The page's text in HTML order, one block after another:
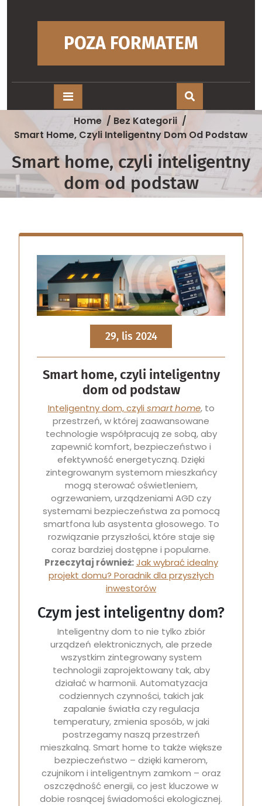
POZA FORMATEM
Home/ Bez Kategorii/
Smart Home, Czyli Inteligentny Dom Od Podstaw
Smart home, czyli inteligentny
dom od podstaw
29, lis 2024
Smart home, czyli inteligentny
dom od podstaw
Inteligentny dom, czyli smart home, to
przestrzeń, w której zaawansowane
technologie współpracują ze sobą, aby
zapewnić komfort, bezpieczeństwo i
efektywność energetyczną. Dzięki
zintegrowanym systemom mieszkańcy
mogą sterować oświetleniem,
ogrzewaniem, urządzeniami AGD czy
systemami bezpieczeństwa za pomocą
smartfona lub asystenta głosowego. To
rozwiązanie przyszłości, które staje się
coraz bardziej dostępne i popularne.
Przeczytaj również: Jak wybrać idealny
projekt domu? Poradnik dla przyszłych
inwestorów
Czym jest inteligentny dom?
Inteligentny dom to nie tylko zbiór
urządzeń elektronicznych, ale przede
wszystkim zintegrowany system
technologii zaprojektowany tak, aby
działać w harmonii. Automatyzacja
codziennych czynności, takich jak
zapalanie światła czy regulacja
temperatury, zmienia sposób, w jaki
postrzegamy naszą przestrzeń
mieszkalną. Smart home to także większe
bezpieczeństwo – dzięki kamerom,
czujnikom i inteligentnym zamkom – oraz
oszczędność energii, co jest kluczowe w
dobie rosnącej świadomości ekologicznej.